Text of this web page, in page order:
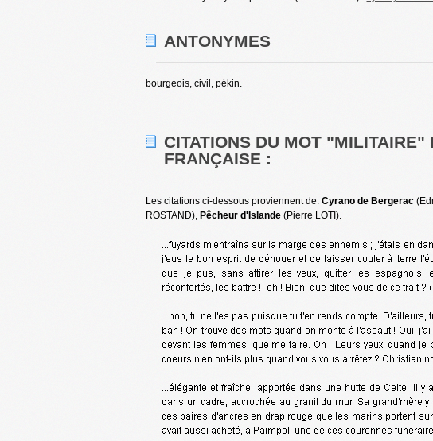
ANTONYMES
bourgeois, civil, pékin.
CITATIONS DU MOT "MILITAIRE"
FRANÇAISE :
Les citations ci-dessous proviennent de: Cyrano de Bergerac
ROSTAND), Pêcheur d'Islande(Pierre LOTI).